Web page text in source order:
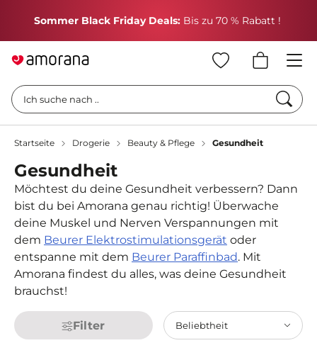
Sommer Black Friday Deals: Bis zu 70 % Rabatt !
Ich suche nach ..
Startseite Drogerie Beauty & Pflege Gesundheit
Gesundheit
Möchtest du deine Gesundheit verbessern? Dann
bist du bei Amorana genau richtig! Überwache
deine Muskel und Nerven Verspannungen mit
dem Beurer Elektrostimulationsgerät oder
entspanne mit dem Beurer Paraffinbad. Mit
Amorana findest du alles, was deine Gesundheit
brauchst!
Filter Beliebtheit